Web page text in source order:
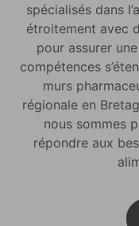
spécialisés dans
étroitement avec
pour assurer
compétences
murs
régionale en
nous sommes
répondre aux